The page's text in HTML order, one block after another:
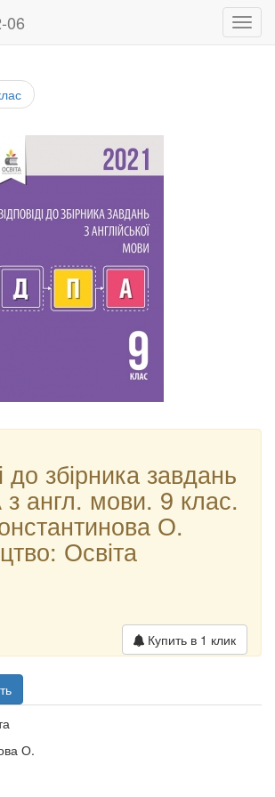
06
до збірника завдань
англ. мови. 9 клас.
О.
Освіта
Купить в 1 клик
О.